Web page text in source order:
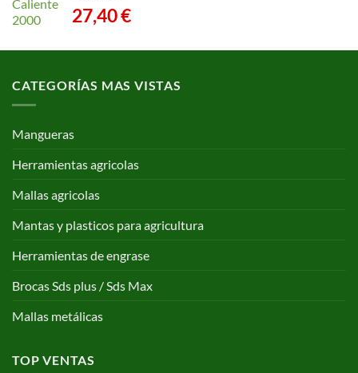
27,40€
CATEGORÍAS MAS VISTAS
Mangueras
Herramientas agricolas
Mallas agricolas
Mantas y plasticos para agricultura
Herramientas de engrase
Brocas Sds plus / Sds Max
Mallas metálicas
TOP VENTAS